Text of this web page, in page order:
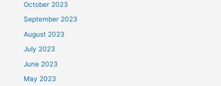
October 2023
September 2023
August 2023
July 2023
June 2023
May 2023